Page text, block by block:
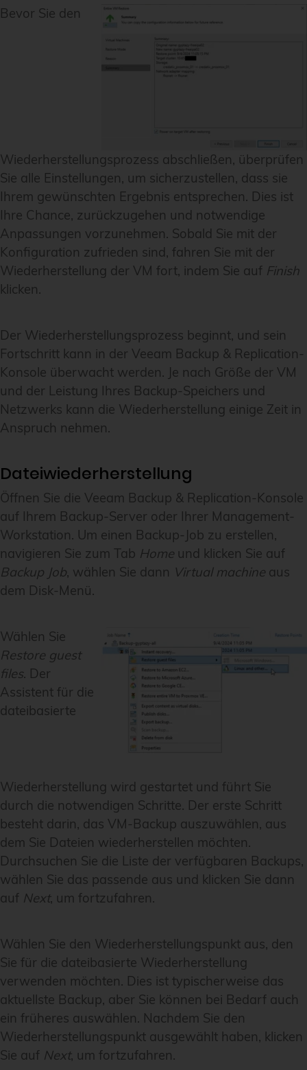
Bevor Sie den
Wiederherstellungsprozess abschließen, überprüfen
Sie alle Einstellungen, um sicherzustellen, dass sie
Ihrem gewünschten Ergebnis entsprechen. Dies ist
Ihre Chance, zurückzugehen und notwendige
Anpassungen vorzunehmen. Sobald Sie mit der
Konfiguration zufrieden sind, fahren Sie mit der
Wiederherstellung der VM fort, indem Sie auf Finish
klicken.
Der Wiederherstellungsprozess beginnt, und sein
Fortschritt kann in der Veeam Backup & Replication-
Konsole überwacht werden. Je nach Größe der VM
und der Leistung Ihres Backup-Speichers und
Netzwerks kann die Wiederherstellung einige Zeit in
Anspruch nehmen.
Dateiwiederherstellung
Öffnen Sie die Veeam Backup & Replication-Konsole
auf Ihrem Backup-Server oder Ihrer Management-
Workstation. Um einen Backup-Job zu erstellen,
navigieren Sie zum Tab Home und klicken Sie auf
Backup Job, wählen Sie dann Virtual machine aus
dem Disk-Menü.
Wählen Sie
Restore guest
files. Der
Assistent für die
dateibasierte
Wiederherstellung wird gestartet und führt Sie
durch die notwendigen Schritte. Der erste Schritt
besteht darin, das VM-Backup auszuwählen, aus
dem Sie Dateien wiederherstellen möchten.
Durchsuchen Sie die Liste der verfügbaren Backups,
wählen Sie das passende aus und klicken Sie dann
auf Next, um fortzufahren.
Wählen Sie den Wiederherstellungspunkt aus, den
Sie für die dateibasierte Wiederherstellung
verwenden möchten. Dies ist typischerweise das
aktuellste Backup, aber Sie können bei Bedarf auch
ein früheres auswählen. Nachdem Sie den
Wiederherstellungspunkt ausgewählt haben, klicken
Sie auf Next, um fortzufahren.